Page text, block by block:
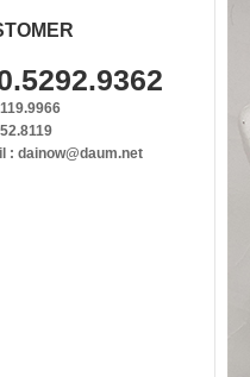
: dainow@daum.net